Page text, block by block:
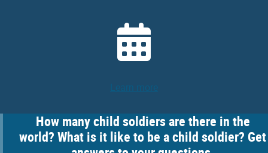
Learn more
How many child soldiers are there in the
world? What is it like to be a child soldier? Get